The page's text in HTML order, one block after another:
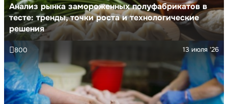
Анализ рынка замороженных полуфабрикатов в
тесте: тренды, точки роста и технологические
решения
13 июля '26
800